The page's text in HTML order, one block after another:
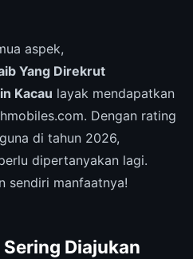
aspek,
Yang Direkrut
Kacau layak mendapatkan
Dengan rating
di tahun 2026,
dipertanyakan lagi.
sendiri manfaatnya!
Diajukan